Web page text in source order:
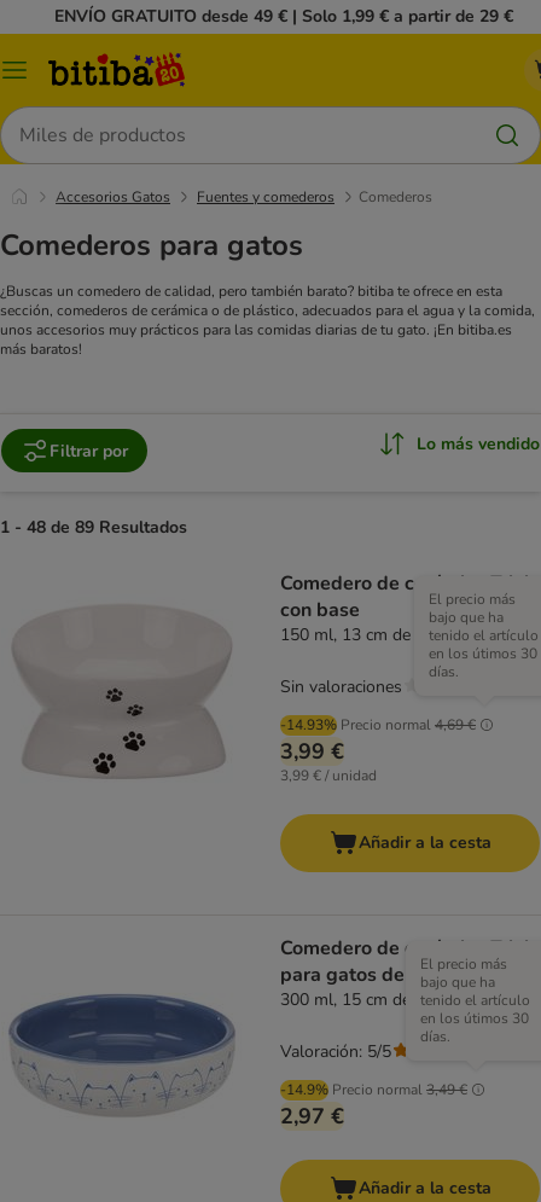
ENVÍO GRATUITO desde 49 € | Solo 1,99 € a partir de 29 €
Menú
Buscar
Accesorios Gatos Fuentes y comederos Comederos
Comederos para gatos
¿Buscas un comedero de calidad, pero también barato? bitiba te ofrece en esta
sección, comederos de cerámica o de plástico, adecuados para el agua y la comida,
unos accesorios muy prácticos para las comidas diarias de tu gato. ¡En bitiba.es
más baratos!
Filtrar por Lo más vendido
1 - 48 de 89 Resultados
Comedero de cerámica Trixie
con base
150 ml, 13 cm de diámetro
-14.93% Precio normal4,69 €
El precio más
bajo que ha
tenido el artículo
en los útimos 30
días.
3,99 €
3,99 € / unidad
Sin valoraciones
Añadir a la cesta
Comedero de cerámica Trixie
para gatos de nariz chata
300 ml, 15 cm de diámetro
-14.9% Precio normal3,49 €
El precio más
bajo que ha
tenido el artículo
en los útimos 30
días.
2,97 €
Valoración: 5/5
Añadir a la cesta